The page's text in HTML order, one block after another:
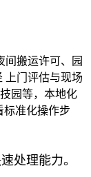
间搬运许可、园
上门评估与现场
园等，本地化
标准化操作步
处理能力。